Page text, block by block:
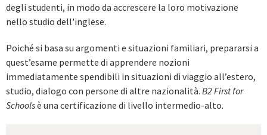
degli studenti, in modo da accrescere la loro motivazione
nello studio dell'inglese.
Poiché si basa su argomenti e situazioni familiari, prepararsi a
quest’esame permette di apprendere nozioni
immediatamente spendibili in situazioni di viaggio all’estero,
studio, dialogo con persone di altre nazionalità. B2 First for
Schoolsè una certificazione di livello intermedio-alto.